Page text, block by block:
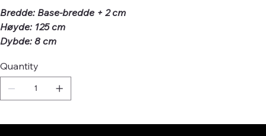
Bredde: Base-bredde + 2 cm
Høyde: 125 cm
Dybde: 8 cm
Quantity